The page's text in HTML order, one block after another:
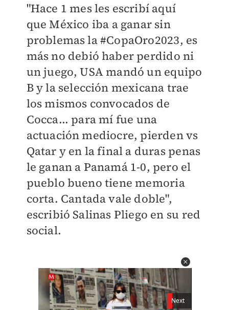
"Hace 1 mes les escribí aquí
queMéxico iba a ganar sin
problemas la #CopaOro2023, es
más no debió haber perdido ni
un juego, USA mandó un equipo
B y la selección mexicana trae
los mismos convocados de
Cocca... para mí fue una
actuación mediocre, pierden vs
Qatar y en la final a duras penas
le ganan a Panamá 1-0, pero el
pueblo bueno tiene memoria
corta. Cantada vale doble",
escribió Salinas Pliego en su red
social.